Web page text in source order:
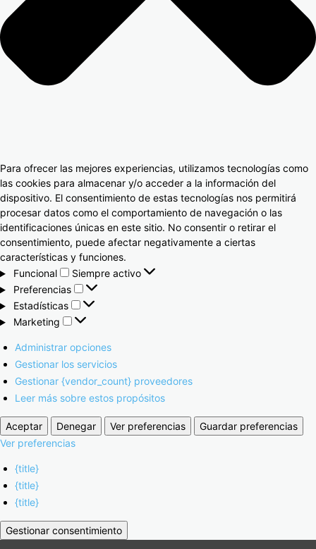
Para ofrecer las mejores experiencias, utilizamos tecnologías como
las cookies para almacenar y/o acceder a la información del
dispositivo. El consentimiento de estas tecnologías nos permitirá
procesar datos como el comportamiento de navegación o las
identificaciones únicas en este sitio. No consentir o retirar el
consentimiento, puede afectar negativamente a ciertas
características y funciones.
Funcional
Siempre activo
Preferencias
Estadísticas
Marketing
Administrar opciones
Gestionar los servicios
Gestionar {vendor_count} proveedores
Leer más sobre estos propósitos
Aceptar Denegar Ver preferencias
Guardar preferencias
Ver preferencias
{title}
{title}
{title}
Gestionar consentimiento